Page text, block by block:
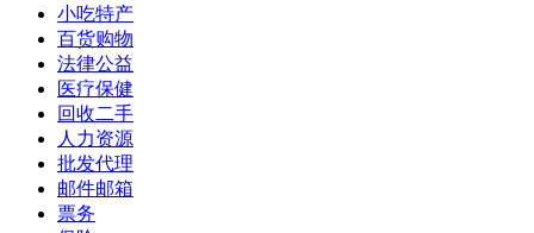
小吃特产
百货购物
法律公益
医疗保健
回收二手
人力资源
批发代理
邮件邮箱
票务